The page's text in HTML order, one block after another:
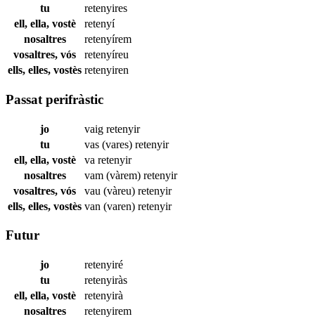
tu
retenyires
ell, ella, vostè
retenyí
nosaltres
retenyírem
vosaltres, vós
retenyíreu
ells, elles, vostès retenyiren
Passat perifràstic
jo vaig retenyir
tu
vas (vares) retenyir
ell, ella, vostè
va retenyir
nosaltres
vam (vàrem) retenyir
vosaltres, vós
vau (vàreu) retenyir
ells, elles, vostès van (varen) retenyir
Futur
jo
retenyiré
tu
retenyiràs
ell, ella, vostè
retenyirà
nosaltres
retenyirem